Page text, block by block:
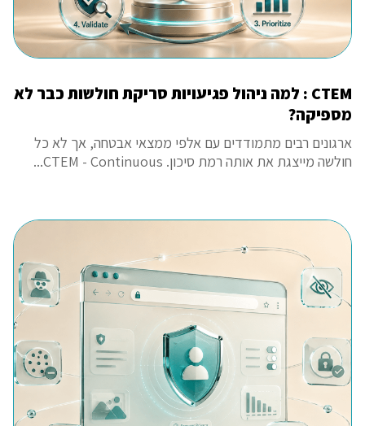
CTEM : למה ניהול פגיעויות סריקת חולשות כבר לא
מספיקה?
ארגונים רבים מתמודדים עם אלפי ממצאי אבטחה, אך לא כל
חולשה מייצגת את אותה רמת סיכון. CTEM - Continuous...